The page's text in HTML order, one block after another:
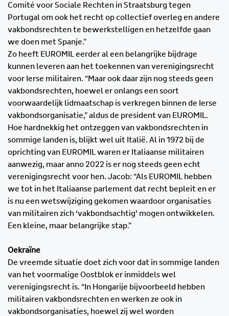
Comité voor Sociale Rechten in Straatsburg tegen
Portugal om ook het recht op collectief overleg en andere
vakbondsrechten te bewerkstelligen en hetzelfde gaan
we doen met Spanje.”
Zo heeft EUROMIL eerder al een belangrijke bijdrage
kunnen leveren aan het toekennen van verenigingsrecht
voor Ierse militairen. “Maar ook daar zijn nog steeds geen
vakbondsrechten, hoewel er onlangs een soort
voorwaardelijk lidmaatschap is verkregen binnen de Ierse
vakbondsorganisatie,” aldus de president van EUROMIL.
Hoe hardnekkig het ontzeggen van vakbondsrechten in
sommige landen is, blijkt wel uit Italië. Al in 1972 bij de
oprichting van EUROMIL waren er Italiaanse militairen
aanwezig, maar anno 2022 is er nog steeds geen echt
verenigingsrecht voor hen. Jacob: “Als EUROMIL hebben
we tot in het Italiaanse parlement dat recht bepleit en er
is nu een wetswijziging gekomen waardoor organisaties
van militairen zich ‘vakbondsachtig’ mogen ontwikkelen.
Een kleine, maar belangrijke stap.”
Oekraïne
De vreemde situatie doet zich voor dat in sommige landen
van het voormalige Oostblok er inmiddels wel
verenigingsrecht is. “In Hongarije bijvoorbeeld hebben
militairen vakbondsrechten en werken ze ook in
vakbondsorganisaties, hoewel zij wel worden